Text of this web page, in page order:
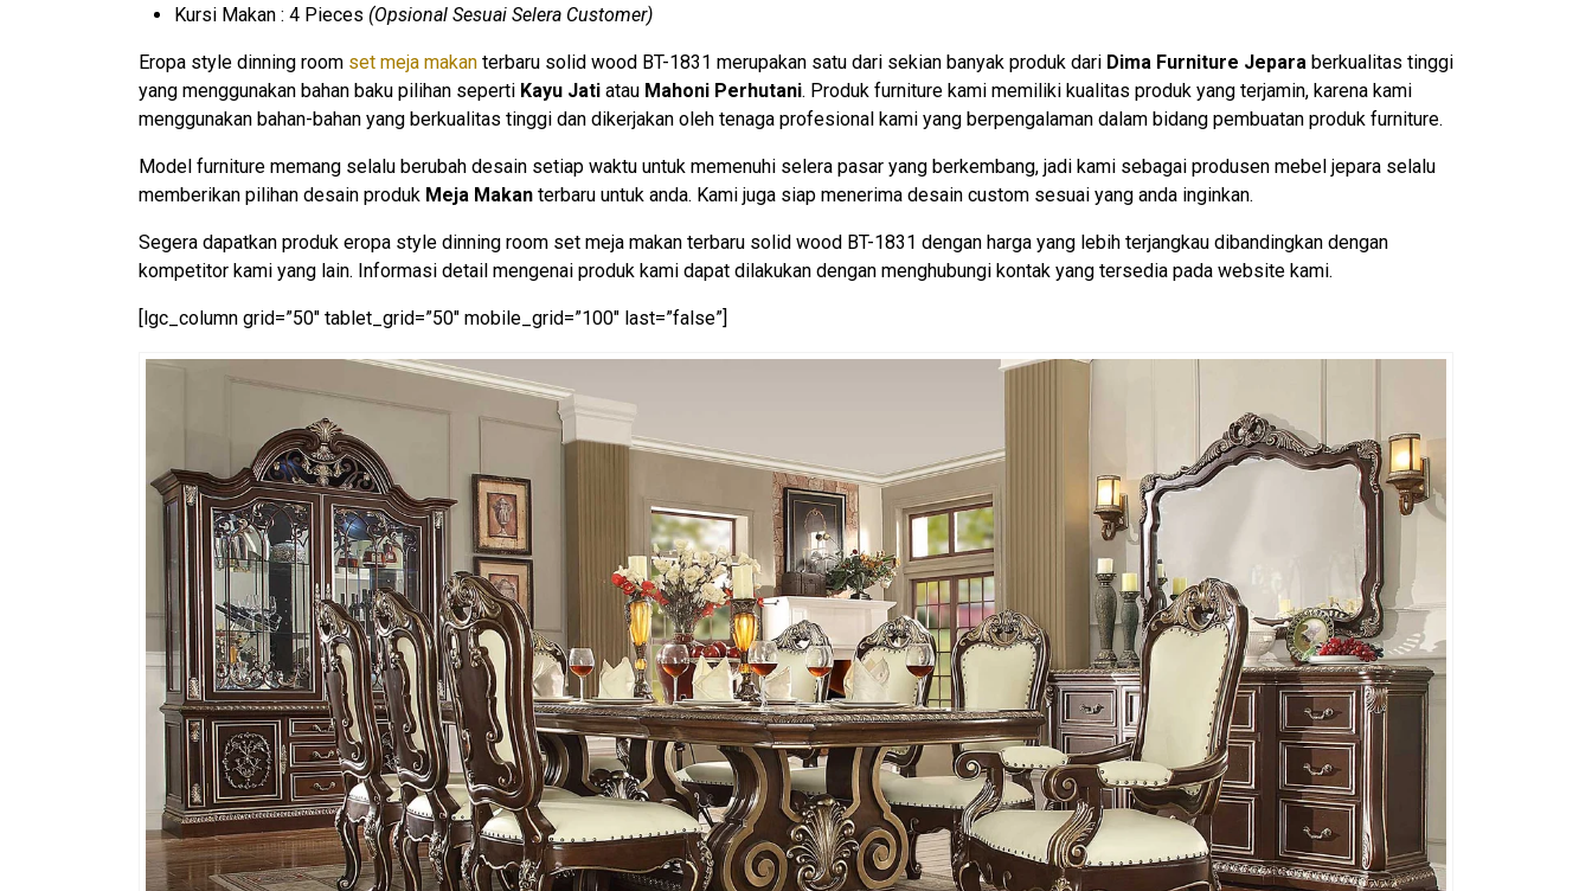
Kursi Makan : 4 Pieces (Opsional Sesuai Selera Customer)
Eropa style dinning room set meja makan terbaru solid wood BT-1831 merupakan satu dari sekian banyak produk dari Dima Furniture Jepara berkualitas tinggi
yang menggunakan bahan baku pilihan seperti Kayu Jati atau Mahoni Perhutani. Produk furniture kami memiliki kualitas produk yang terjamin, karena kami
menggunakan bahan-bahan yang berkualitas tinggi dan dikerjakan oleh tenaga profesional kami yang berpengalaman dalam bidang pembuatan produk furniture.
Model furniture memang selalu berubah desain setiap waktu untuk memenuhi selera pasar yang berkembang, jadi kami sebagai produsen mebel jepara selalu
memberikan pilihan desain produk Meja Makan terbaru untuk anda. Kami juga siap menerima desain custom sesuai yang anda inginkan.
Segera dapatkan produk eropa style dinning room set meja makan terbaru solid wood BT-1831 dengan harga yang lebih terjangkau dibandingkan dengan
kompetitor kami yang lain. Informasi detail mengenai produk kami dapat dilakukan dengan menghubungi kontak yang tersedia pada website kami.
[lgc_column grid=”50″ tablet_grid=”50″ mobile_grid=”100″ last=”false”]